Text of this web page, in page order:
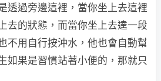
透過旁邊這裡，當你坐上去這裡
去的狀態，而當你坐上去達一段
不用自行按沖水，他也會自動幫
如果是習慣站著小便的，那就只